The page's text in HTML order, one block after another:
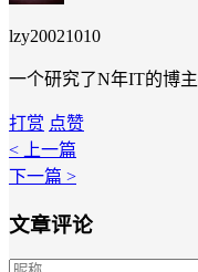
lzy20021010
一个研究了N年IT的博主
打赏 点赞
< 上一篇
下一篇 >
文章评论